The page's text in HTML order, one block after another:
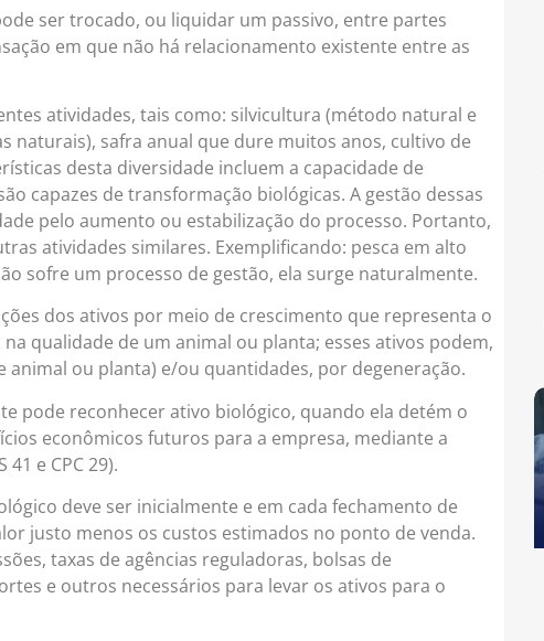
ser trocado, ou liquidar um passivo, entre partes
em que não há relacionamento existente entre as
atividades, tais como: silvicultura (método natural e
naturais), safra anual que dure muitos anos, cultivo de
desta diversidade incluem a capacidade de
capazes de transformação biológicas. A gestão dessas
pelo aumento ou estabilização do processo. Portanto,
atividades similares. Exemplificando: pesca em alto
sofre um processo de gestão, ela surge naturalmente.
dos ativos por meio de crescimento que representa o
qualidade de um animal ou planta; esses ativos podem,
ou planta) e/ou quantidades, por degeneração.
pode reconhecer ativo biológico, quando ela detém o
econômicos futuros para a empresa, mediante a
e CPC 29).
deve ser inicialmente e em cada fechamento de
justo menos os custos estimados no ponto de venda.
taxas de agências reguladoras, bolsas de
e outros necessários para levar os ativos para o